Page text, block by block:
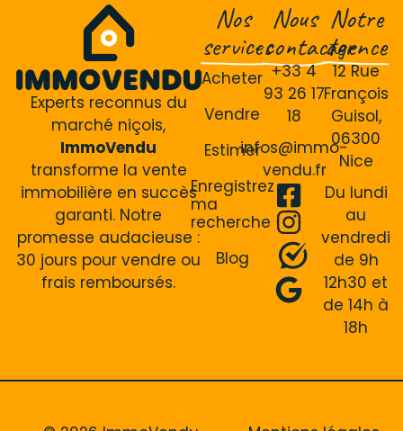
Experts reconnus du
marché niçois,
ImmoVendu
transforme la vente
immobilière en succès
garanti. Notre
promesse audacieuse :
30 jours pour vendre ou
frais remboursés.
Nos
services
Acheter
Vendre
Estimer
Enregistrez
ma
recherche
Blog
Nous
contacter
+33 4
93 26 17
18
infos@immo-
vendu.fr
Notre
agence
12 Rue
François
Guisol,
06300
Nice
Du lundi
au
vendredi
de 9h
12h30 et
de 14h à
18h